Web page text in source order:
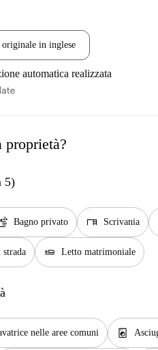
in inglese
automatica realizzata
proprietà?
5)
Bagno privato desk Scrivania
strada airline_seat_flat Letto matrimoniale
nelle aree comuni local_laundry_service